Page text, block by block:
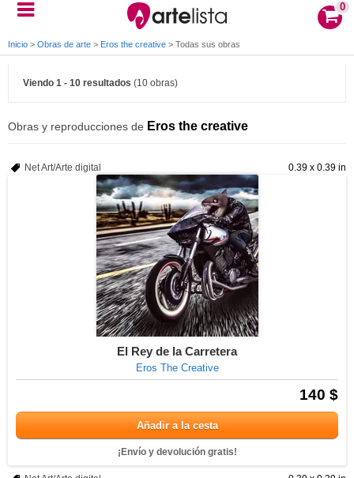
0
Inicio > Obras de arte > Eros the creative > Todas sus obras
Viendo 1 - 10 resultados (10 obras)
Obras y reproducciones de Eros the creative
0.39 x 0.39 in
Net Art/Arte digital
El Rey de la Carretera
Eros The Creative
140 $
Añadir a la cesta
¡Envío y devolución gratis!